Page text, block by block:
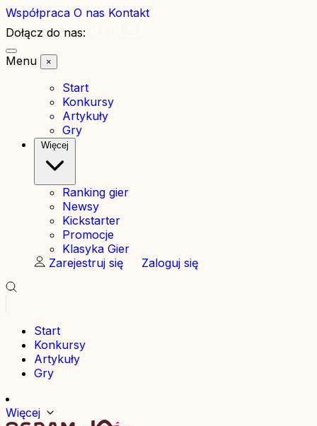
Współpraca O nas Kontakt
Dołącz do nas:
Menu
×
Start
Konkursy
Artykuły
Gry
Więcej
Ranking gier
Newsy
Kickstarter
Promocje
Klasyka Gier
Zarejestruj się
Zaloguj się
Start
Konkursy
Artykuły
Gry
Więcej